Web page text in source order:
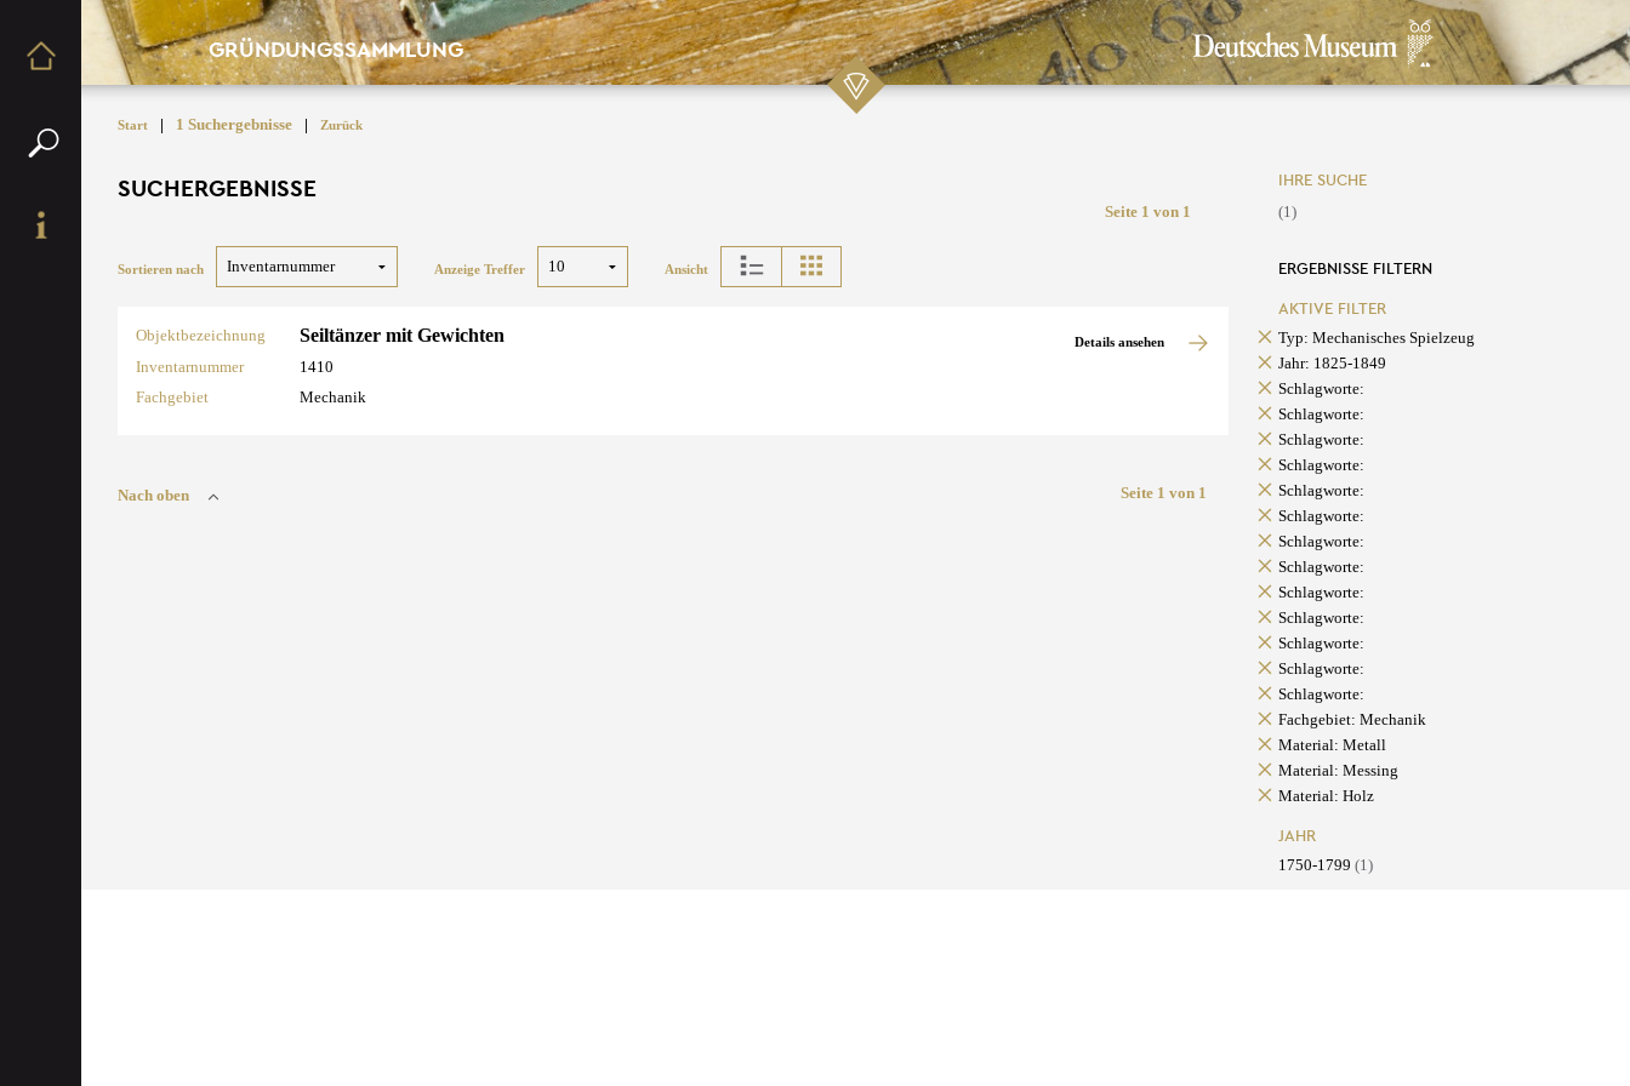
GRÜNDUNGSSAMMLUNG
Start | 1 Suchergebnisse | Zurück
SUCHERGEBNISSE
Seite 1 von 1
Sortieren nach Anzeige Treffer Ansicht
Objektbezeichnung Seiltänzer mit Gewichten
Inventarnummer
1410
Fachgebiet
Mechanik
Details ansehen
Nach oben Seite 1 von 1
IHRE SUCHE
(1)
ERGEBNISSE FILTERN
AKTIVE FILTER
Typ: Mechanisches Spielzeug
Jahr: 1825-1849
Schlagworte:
Schlagworte:
Schlagworte:
Schlagworte:
Schlagworte:
Schlagworte:
Schlagworte:
Schlagworte:
Schlagworte:
Schlagworte:
Schlagworte:
Schlagworte:
Schlagworte:
Fachgebiet: Mechanik
Material: Metall
Material: Messing
Material: Holz
JAHR
1750-1799 (1)